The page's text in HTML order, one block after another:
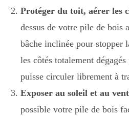
Protéger du toit, aérer les
dessus de votre pile de bois
bâche inclinée pour stopper
les côtés totalement
puisse circuler librement à
Exposer au soleil et au
possible votre pile de bois